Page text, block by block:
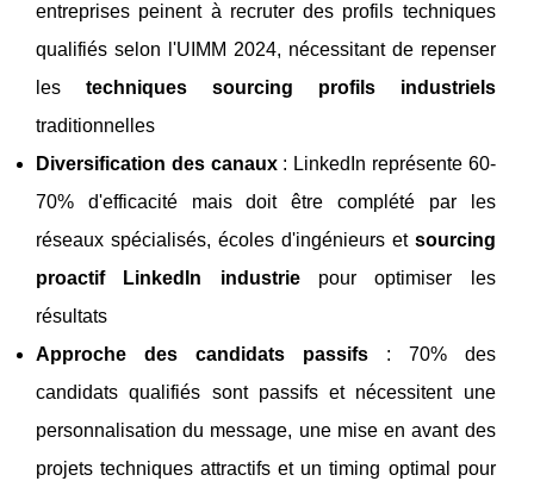
entreprises peinent à recruter des profils techniques
qualifiés selon l'UIMM 2024, nécessitant de repenser
les techniques sourcing profils industriels
traditionnelles
Diversification des canaux: LinkedIn représente 60-
70% d'efficacité mais doit être complété par les
réseaux spécialisés, écoles d'ingénieurs et sourcing
proactif LinkedIn industriepour optimiser les
résultats
Approche des candidats passifs: 70% des
candidats qualifiés sont passifs et nécessitent une
personnalisation du message, une mise en avant des
projets techniques attractifs et un timing optimal pour